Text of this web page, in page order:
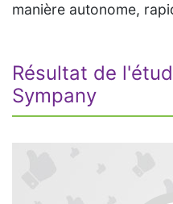
manière autonome,
Résultat de
Sympany